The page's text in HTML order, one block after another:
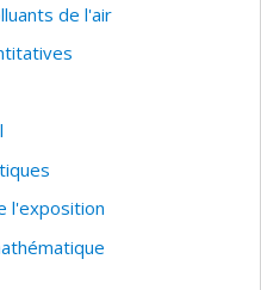
de l'air
l'exposition